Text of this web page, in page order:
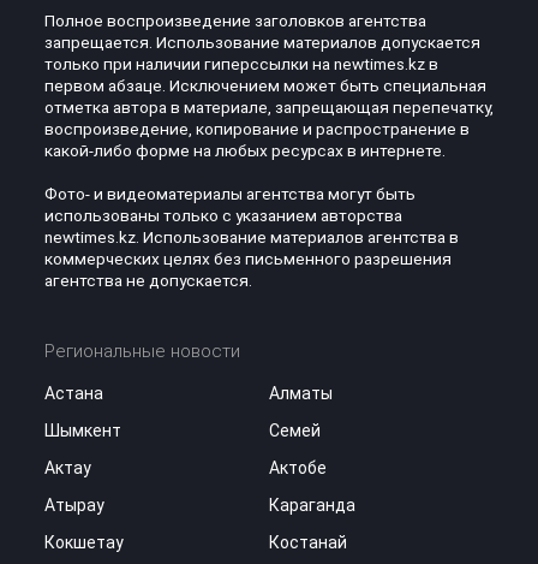
Полное воспроизведение заголовков агентства
запрещается. Использование материалов допускается
только при наличии гиперссылки на newtimes.kz в
первом абзаце. Исключением может быть специальная
отметка автора в материале, запрещающая перепечатку,
воспроизведение, копирование и распространение в
какой-либо форме на любых ресурсах в интернете.
Фото- и видеоматериалы агентства могут быть
использованы только с указанием авторства
newtimes.kz. Использование материалов агентства в
коммерческих целях без письменного разрешения
агентства не допускается.
Региональные новости
Астана
Алматы
Шымкент
Семей
Актау
Актобе
Атырау
Караганда
Кокшетау
Костанай